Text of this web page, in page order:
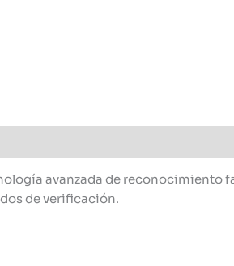
avanzada de reconocimiento
de verificación.